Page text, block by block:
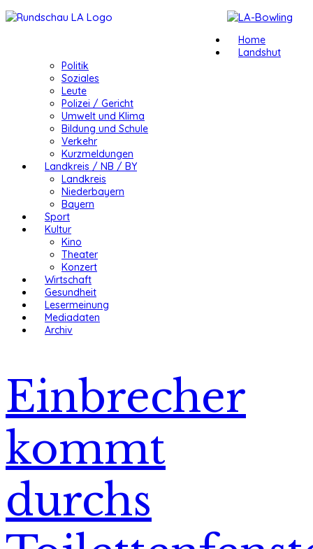
Home
Landshut
Politik
Soziales
Leute
Polizei / Gericht
Umwelt und Klima
Bildung und Schule
Verkehr
Kurzmeldungen
Landkreis / NB / BY
Landkreis
Niederbayern
Bayern
Sport
Kultur
Kino
Theater
Konzert
Wirtschaft
Gesundheit
Lesermeinung
Mediadaten
Archiv
Einbrecher
kommt
durchs